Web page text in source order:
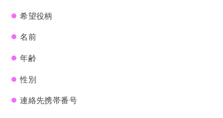
希望役柄
名前
年齢
性別
連絡先携帯番号